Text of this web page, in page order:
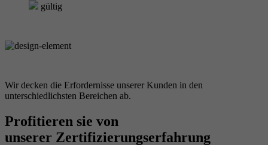
gültig
Wir decken die Erfordernisse unserer Kunden in den
unterschiedlichsten Bereichen ab.
Profitieren sie von
unserer Zertifizierungserfahrung